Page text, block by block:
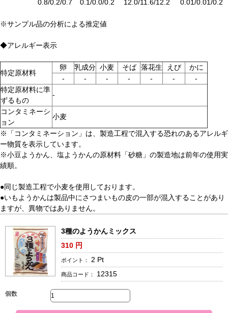
0.8/0.2/0.7
0.1/0.0/0.2 12.0/11.6/12.2 0.01/0.01/0.2
※サンプル品の分析による推定値
◆アレルギー表示
特定原材料
卵 乳成分 小麦 そば 落花生 えび
かに
-
- - - - -
-
特定原材料に準
ずるもの
-
コンタミネーシ
ョン
小麦
※「コンタミネーション」は、製造工程で混入する恐れのあるアレルギ
ー物質を表示しています。
※小豆ようかん、塩ようかんの原材料「砂糖」の製造地は前年の使用実
績順。
●同じ製造工程で小麦を使用しております。
●いもようかんは製品中にさつまいもの皮の一部が混入することがあり
ますが、異物ではありません。
3種のようかんミックス
310 円
ポイント： 2 Pt
商品コード： 12315
個数